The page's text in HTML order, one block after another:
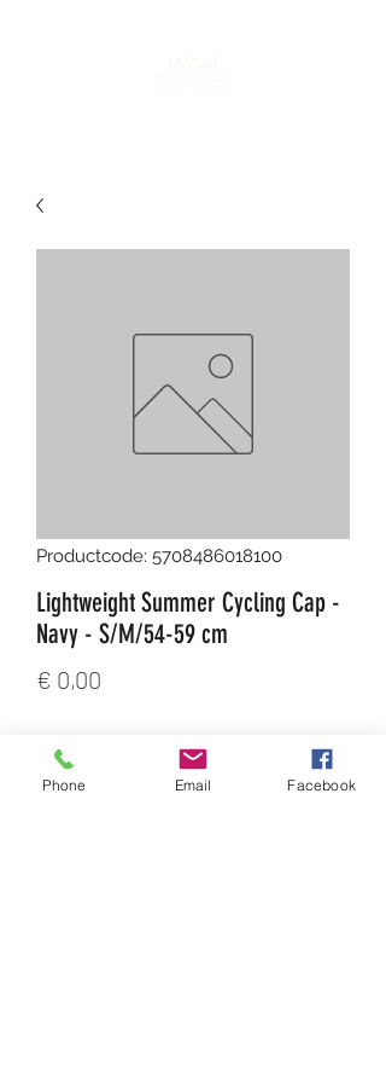
Productcode: 5708486018100
Lightweight Summer Cycling Cap -
Navy - S/M/54-59 cm
€ 0,00
Aantal
Phone Email Facebook